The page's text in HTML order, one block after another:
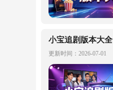
小宝追剧版本大全
更新时间：2026-07-01